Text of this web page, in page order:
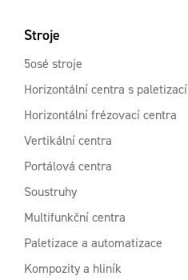
Stroje
5osé stroje
Horizontální centra s paletizací
Horizontální frézovací centra
Vertikální centra
Portálová centra
Soustruhy
Multifunkční centra
Paletizace a automatizace
Kompozity a hliník